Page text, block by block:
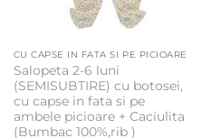
CU CAPSE IN FATA SI PE PICIOARE
Salopeta 2-6 luni
(SEMISUBTIRE) cu botosei,
cu capse in fata si pe
ambele picioare + Caciulita
(Bumbac 100%,rib )